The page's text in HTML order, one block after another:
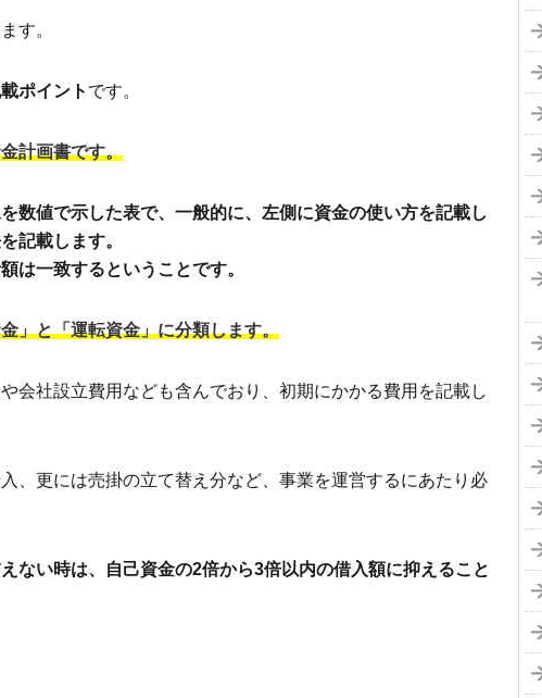
す。
ポイント です。
計画書です。
数値で示した表で、一般的に、左側に資金の使い方を記載し
記載します。
は一致するということです。
」と「運転資金」に分類します。
会社設立費用なども含んでおり、初期にかかる費用を記載し
、更には売掛の立て替え分など、事業を運営するにあたり必
ない時は、自己資金の2倍から3倍以内の借入額に抑えること